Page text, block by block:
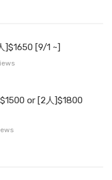
]$1650 [9/1 ~]
or [2人]$1800